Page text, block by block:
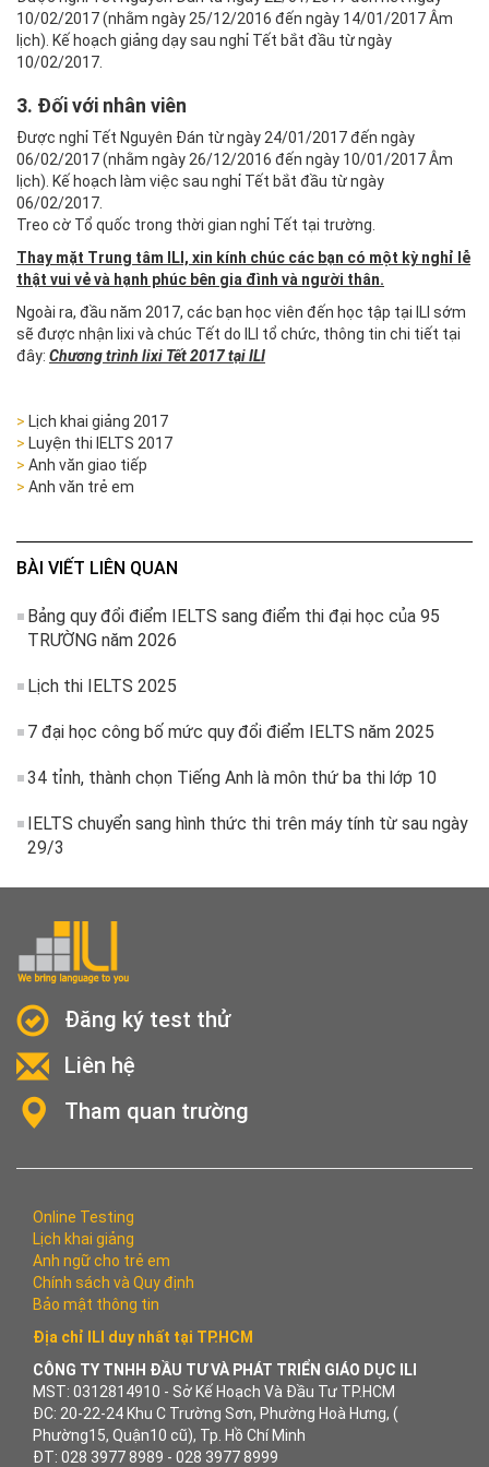
10/02/2017 (nhằm ngày 25/12/2016 đến ngày 14/01/2017 Âm
lịch). Kế hoạch giảng dạy sau nghỉ Tết bắt đầu từ ngày
10/02/2017.
3. Đối với nhân viên
Được nghỉ Tết Nguyên Đán từ ngày 24/01/2017 đến ngày
06/02/2017 (nhằm ngày 26/12/2016 đến ngày 10/01/2017 Âm
lịch). Kế hoạch làm việc sau nghỉ Tết bắt đầu từ ngày
06/02/2017.
Treo cờ Tổ quốc trong thời gian nghỉ Tết tại trường.
Thay mặt Trung tâm ILI, xin kính chúc các bạn có một kỳ nghỉ lễ
thật vui vẻ và hạnh phúc bên gia đình và người thân.
Ngoài ra, đầu năm 2017, các bạn học viên đến học tập tại ILI sớm
sẽ được nhận lixi và chúc Tết do ILI tổ chức, thông tin chi tiết tại
đây: Chương trình lixi Tết 2017 tại ILI
> Lịch khai giảng 2017
> Luyện thi IELTS 2017
> Anh văn giao tiếp
> Anh văn trẻ em
BÀI VIẾT LIÊN QUAN
Bảng quy đổi điểm IELTS sang điểm thi đại học của 95
TRƯỜNG năm 2026
Lịch thi IELTS 2025
7 đại học công bố mức quy đổi điểm IELTS năm 2025
34 tỉnh, thành chọn Tiếng Anh là môn thứ ba thi lớp 10
IELTS chuyển sang hình thức thi trên máy tính từ sau ngày
29/3
Đăng ký test thử
Liên hệ
Tham quan trường
Online Testing
Lịch khai giảng
Anh ngữ cho trẻ em
Chính sách và Quy định
Bảo mật thông tin
Địa chỉ ILI duy nhất tại TP.HCM
CÔNG TY TNHH ĐẦU TƯ VÀ PHÁT TRIỂN GIÁO DỤC ILI
MST: 0312814910 - Sở Kế Hoạch Và Đầu Tư TP.HCM
ĐC: 20-22-24 Khu C Trường Sơn, Phường Hoà Hưng, (
Phường15, Quận10 cũ), Tp. Hồ Chí Minh
ĐT: 028 3977 8989 - 028 3977 8999